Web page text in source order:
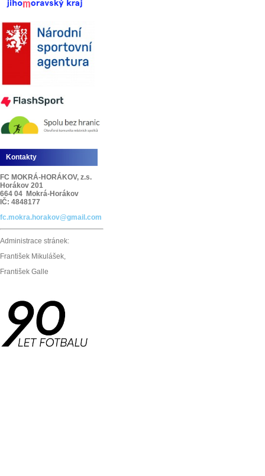
Kontakty
FC MOKRÁ-HORÁKOV, z.s.
Horákov 201
664 04 Mokrá-Horákov
IČ: 4848177
fc.mokra.horakov@gmail.com
Administrace stránek:
František Mikulášek,
František Galle